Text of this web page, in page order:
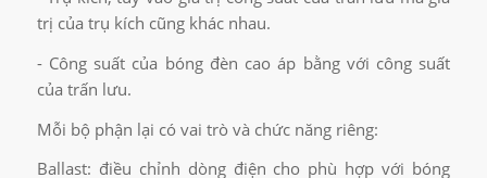
trị của trụ kích cũng khác nhau.
- Công suất của bóng đèn cao áp bằng với công suất
của trấn lưu.
Mỗi bộ phận lại có vai trò và chức năng riêng:
Ballast: điều chỉnh dòng điện cho phù hợp với bóng